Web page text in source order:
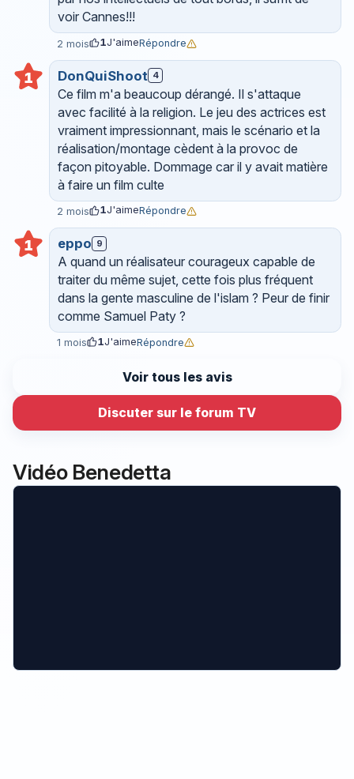
voir Cannes!!!
2 mois 1J'aimeRépondre
1 DonQuiShoot 4
Ce film m'a beaucoup dérangé. Il s'attaque
avec facilité à la religion. Le jeu des actrices est
vraiment impressionnant, mais le scénario et la
réalisation/montage cèdent à la provoc de
façon pitoyable. Dommage car il y avait matière
à faire un film culte
2 mois 1J'aimeRépondre
1 eppo 9
A quand un réalisateur courageux capable de
traiter du même sujet, cette fois plus fréquent
dans la gente masculine de l'islam ? Peur de finir
comme Samuel Paty ?
1 mois 1J'aimeRépondre
Voir tous les avis
Discuter sur le forum TV
Vidéo Benedetta